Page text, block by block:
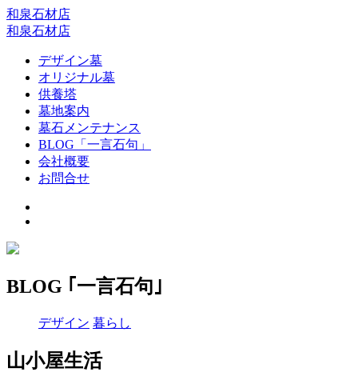
和泉石材店
和泉石材店
デザイン墓
オリジナル墓
供養塔
墓地案内
墓石メンテナンス
BLOG「一言石句」
会社概要
お問合せ
BLOG ｢一言石句｣
デザイン 暮らし
山小屋生活